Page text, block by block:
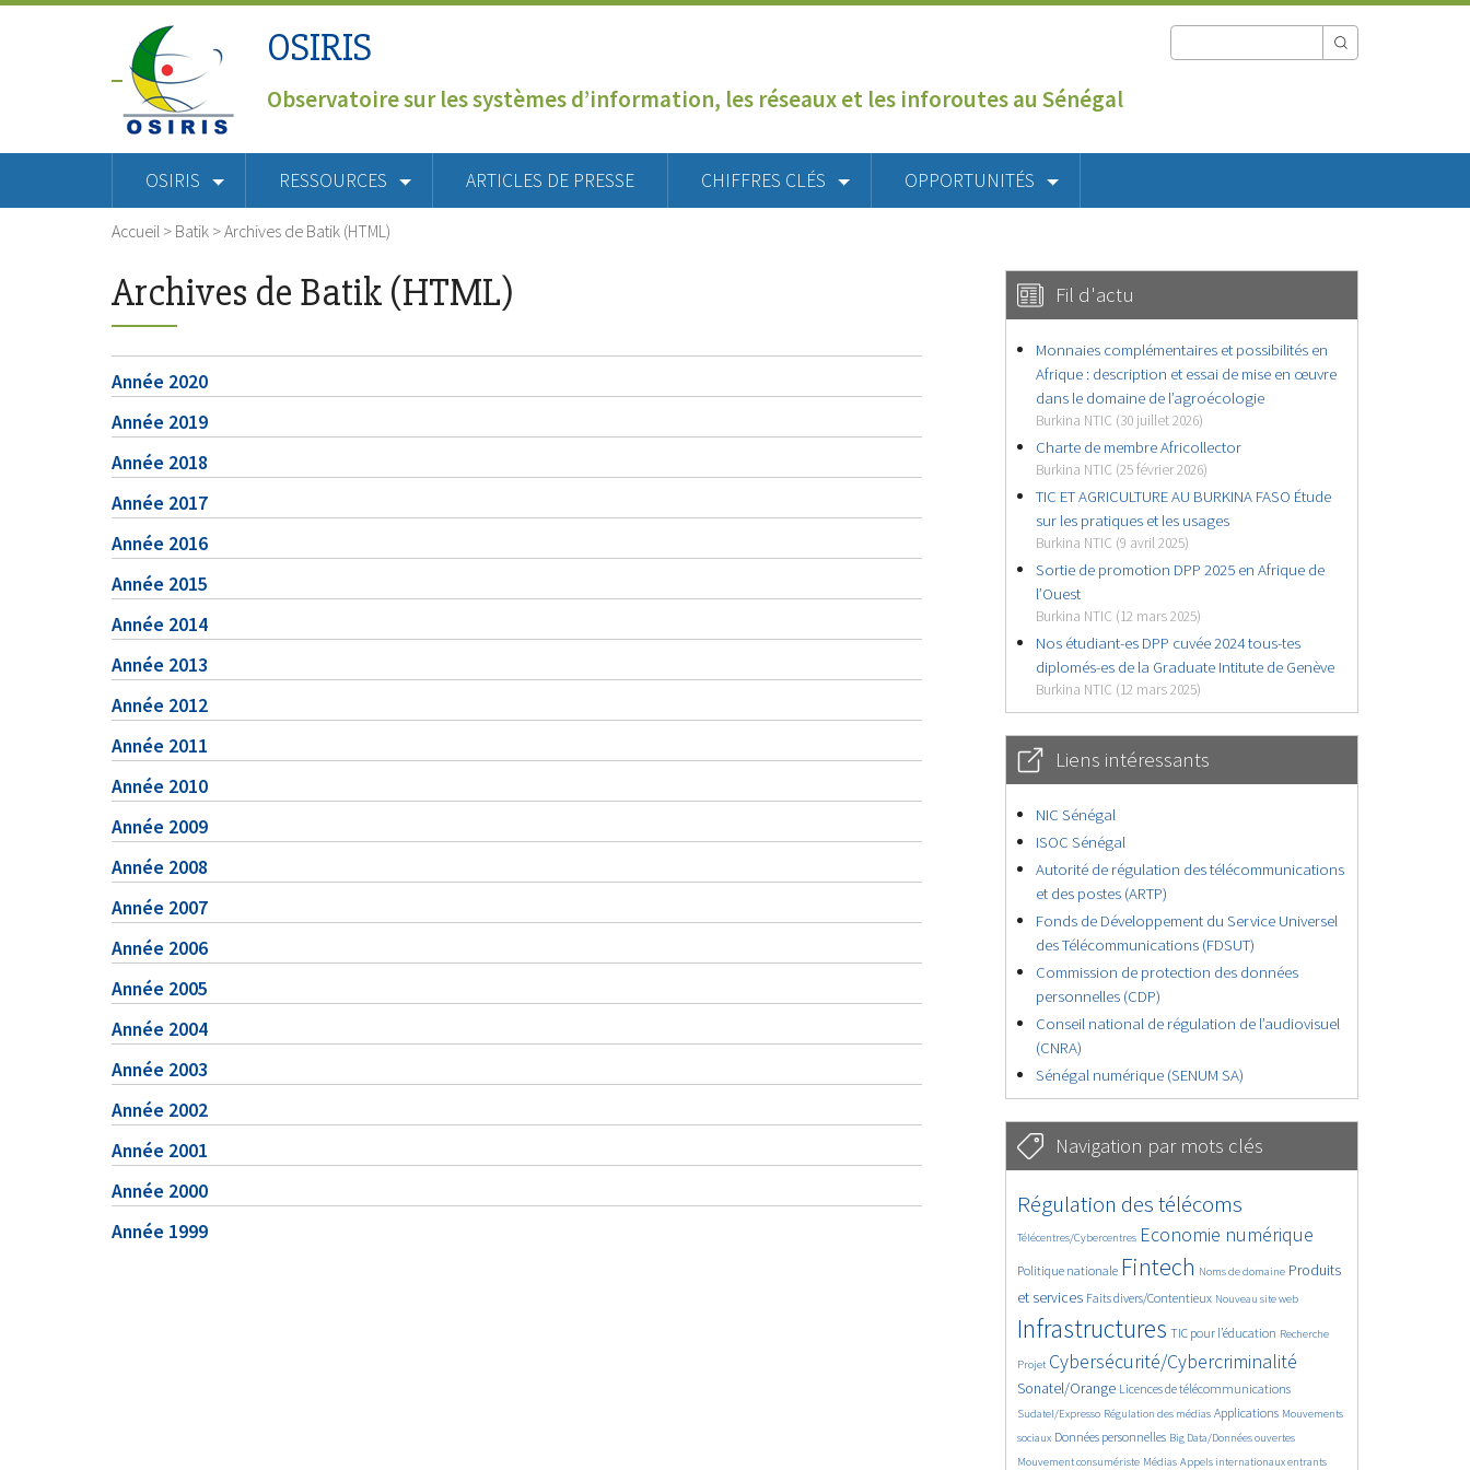
OSIRIS
Observatoire sur les systèmes d’information, les réseaux et les inforoutes au Sénégal
OSIRIS RESSOURCES ARTICLES DE PRESSE CHIFFRES CLÉS OPPORTUNITÉS
Accueil > Batik >Archives de Batik (HTML)
Archives de Batik (HTML)
Année 2020
Année 2019
Année 2018
Année 2017
Année 2016
Année 2015
Année 2014
Année 2013
Année 2012
Année 2011
Année 2010
Année 2009
Année 2008
Année 2007
Année 2006
Année 2005
Année 2004
Année 2003
Année 2002
Année 2001
Année 2000
Année 1999
Fil d'actu
Monnaies complémentaires et possibilités en
Afrique : description et essai de mise en œuvre
dans le domaine de l’agroécologie
Burkina NTIC (30 juillet 2026)
Charte de membre Africollector
Burkina NTIC (25 février 2026)
TIC ET AGRICULTURE AU BURKINA FASO Étude
sur les pratiques et les usages
Burkina NTIC (9 avril 2025)
Sortie de promotion DPP 2025 en Afrique de
l’Ouest
Burkina NTIC (12 mars 2025)
Nos étudiant-es DPP cuvée 2024 tous-tes
diplomés-es de la Graduate Intitute de Genève
Burkina NTIC (12 mars 2025)
Liens intéressants
NIC Sénégal
ISOC Sénégal
Autorité de régulation des télécommunications
et des postes (ARTP)
Fonds de Développement du Service Universel
des Télécommunications (FDSUT)
Commission de protection des données
personnelles (CDP)
Conseil national de régulation de l’audiovisuel
(CNRA)
Sénégal numérique (SENUM SA)
Navigation par mots clés
4643/5765
Régulation des télécoms
402/5765
Télécentres/Cybercentres
3692/5765 Economie numérique
1904/5765
Politique nationale
5309/5765 Fintech
699/5765
Noms de domaine
2381/5765
Produits
et services
1555/5765 Faits divers/Contentieux
841/5765 Nouveau site web
5765/5765
Infrastructures
1863/5765
TIC pour l’éducation
194/5765
Recherche
247/5765
Projet
3722/5765Cybersécurité/Cybercriminalité
2315/5765
Sonatel/Orange
1652/5765 Licences de télécommunications
297/5765
Sudatel/Expresso
1045/5765 Régulation des médias
1536/5765 Applications
1222/5765
Mouvements
sociaux
1726/5765Données personnelles
148/5765 Big Data/Données ouvertes
637/5765
Mouvement consumériste
367/5765 Médias
657/5765 Appels internationaux entrants
1750/5765